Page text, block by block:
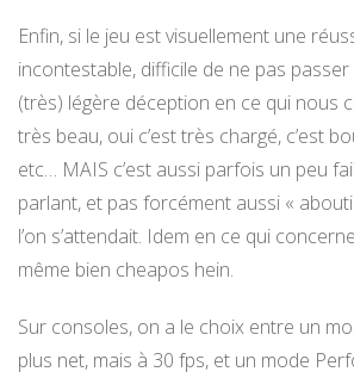
Enfin, si le jeu est visuellement une
incontestable, difficile de ne pas
(très) légère déception en ce qui nous
très beau, oui c’est très chargé, c’est
etc… MAIS c’est aussi parfois un peu
parlant, et pas forcément aussi «
l’on s’attendait. Idem en ce qui
même bien cheapos hein.
Sur consoles, on a le choix entre un
plus net, mais à 30 fps, et un mode